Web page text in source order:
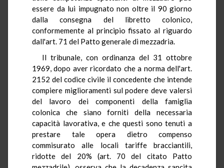
essere da lui impugnato non oltre il 90 giorno
dalla consegna del libretto colonico,
conformemente al principio fissato al riguardo
dall'art. 71 del Patto generale di mezzadria.
Il tribunale, con ordinanza del 31 ottobre
1969, dopo aver ricordato che a norma dell'art.
2152 del codice civile il concedente che intende
compiere miglioramenti sul podere deve valersi
del lavoro dei componenti della famiglia
colonica che siano forniti della necessaria
capacità lavorativa, e che questi sono tenuti a
prestare tale opera dietro compenso
commisurato alle locali tariffe bracciantili,
ridotte del 20% (art. 70 del citato Patto